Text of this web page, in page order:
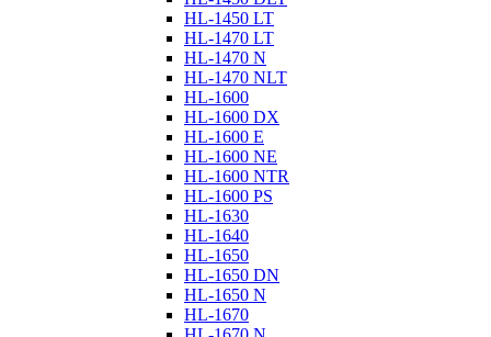
HL-1450 LT
HL-1470 LT
HL-1470 N
HL-1470 NLT
HL-1600
HL-1600 DX
HL-1600 E
HL-1600 NE
HL-1600 NTR
HL-1600 PS
HL-1630
HL-1640
HL-1650
HL-1650 DN
HL-1650 N
HL-1670